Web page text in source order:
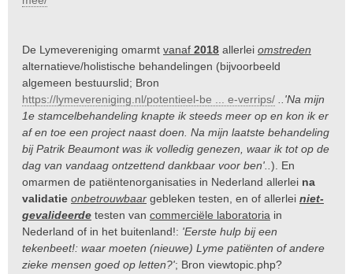
De Lymevereniging omarmt vanaf 2018 allerlei omstreden
alternatieve/holistische behandelingen (bijvoorbeeld
algemeen bestuurslid; Bron
https://lymevereniging.nl/potentieel-be ... e-verrips/
..'Na mijn
1e stamcelbehandeling knapte ik steeds meer op en kon ik er
af en toe een project naast doen. Na mijn laatste behandeling
bij Patrik Beaumont was ik volledig genezen, waar ik tot op de
dag van vandaag ontzettend dankbaar voor ben'.. ). En
omarmen de patiëntenorganisaties in Nederland allerlei na
validatie onbetrouwbaar gebleken testen, en of allerlei niet-
gevalideerde testen van commerciële laboratoria in
Nederland of in het buitenland!: 'Eerste hulp bij een
tekenbeet!: waar moeten (nieuwe) Lyme patiënten of andere
zieke mensen goed op letten?'; Bron viewtopic.php?